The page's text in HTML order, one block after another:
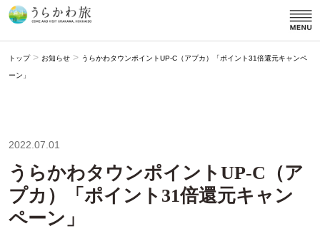
トップ> お知らせ > うらかわタウンポイントUP-C（アプカ）「ポイント31倍還元キャンペ
ーン」
2022.07.01
うらかわタウンポイントUP-C（ア
プカ）「ポイント31倍還元キャン
ペーン」